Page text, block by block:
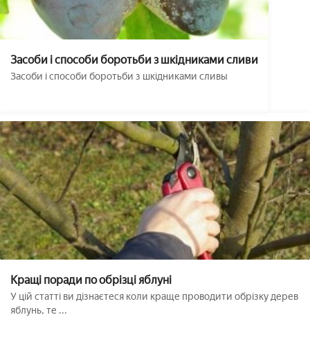
Засоби і способи боротьби з шкідниками сливи
Засоби і способи боротьби з шкідниками сливы
Кращі поради по обрізці яблуні
У цій статті ви дізнаєтеся коли краще проводити обрізку дерев
яблунь, те ...